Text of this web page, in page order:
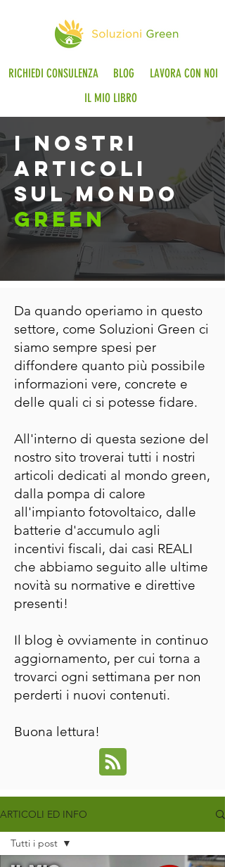
RICHIEDI CONSULENZA BLOG
LAVORA CON NOI
IL MIO LIBRO
i nostri
articoli
sul mondo
green
Da quando operiamo in questo
settore, come Soluzioni Green ci
siamo sempre spesi per
diffondere quanto più possibile
informazioni vere, concrete e
delle quali ci si potesse fidare.
All'interno di questa sezione del
nostro sito troverai tutti i nostri
articoli dedicati al mondo green,
dalla pompa di calore
all'impianto fotovoltaico, dalle
batterie d'accumulo agli
incentivi fiscali, dai casi REALI
che abbiamo seguito alle ultime
novità su normative e direttive
presenti!
Il blog è ovviamente in continuo
aggiornamento, per cui torna a
trovarci ogni settimana per non
perderti i nuovi contenuti.
Buona lettura!
ARTICOLI ED INFO
Tutti i post